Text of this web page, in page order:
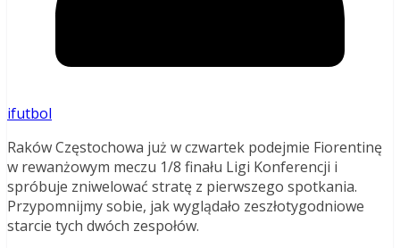
ifutbol
Raków Częstochowa już w czwartek podejmie Fiorentinę
w rewanżowym meczu 1/8 finału Ligi Konferencji i
spróbuje zniwelować stratę z pierwszego spotkania.
Przypomnijmy sobie, jak wyglądało zeszłotygodniowe
starcie tych dwóch zespołów.